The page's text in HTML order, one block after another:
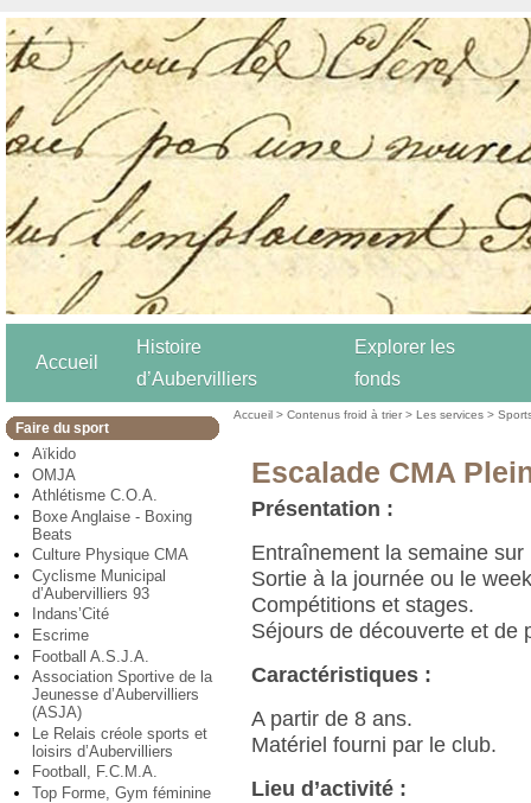
Accueil
Histoire
d’Aubervilliers
Explorer les
fonds
Faire du sport
Aïkido
OMJA
Athlétisme C.O.A.
Boxe Anglaise - Boxing
Beats
Culture Physique CMA
Cyclisme Municipal
d’Aubervilliers 93
Indans’Cité
Escrime
Football A.S.J.A.
Association Sportive de la
Jeunesse d’Aubervilliers
(ASJA)
Le Relais créole sports et
loisirs d’Aubervilliers
Football, F.C.M.A.
Top Forme, Gym féminine
Accueil >Contenus froid à trier >Les services >
Escalade CMA
Présentation :
Entraînement la semaine sur
Sortie à la journée ou le
Compétitions et stages.
Séjours de découverte et de
Caractéristiques :
A partir de 8 ans.
Matériel fourni par le club.
Lieu d’activité :